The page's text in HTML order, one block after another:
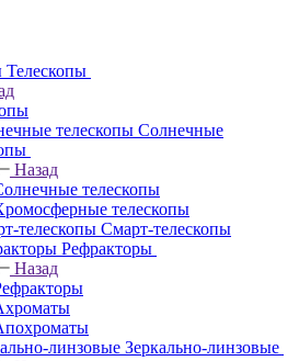
Телескопы
Солнечные
Назад
телескопы
телескопы
Смарт-телескопы
Рефракторы
Назад
Зеркально-линзовые